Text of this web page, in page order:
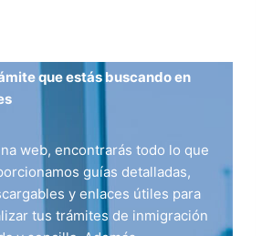
que estás buscando en
web, encontrarás todo lo que
guías detalladas,
y enlaces útiles para
tus trámites de inmigración